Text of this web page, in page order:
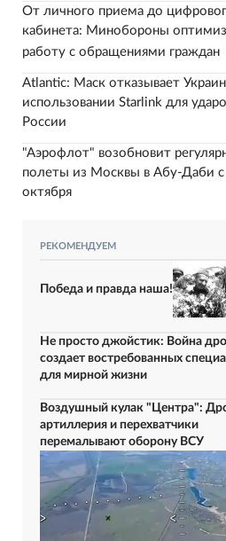
От личного приема до
кабинета: Минобороны
работу с обращениями граждан
Atlantic: Маск отказывает
использовании Starlink для
России
"Аэрофлот" возобновит
полеты из Москвы в Абу-Даби с
октября
РЕКОМЕНДУЕМ
Победа и правда наша!
Не просто джойстик: Война
создает востребованных
для мирной жизни
Воздушный кулак "Центра":
артиллерия и перехватчики
перемалывают оборону ВСУ